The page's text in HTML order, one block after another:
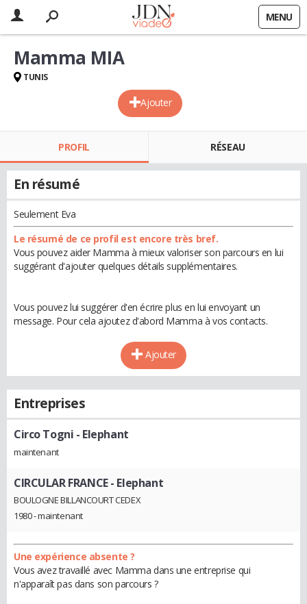
MENU
Ajouter
Mamma MIA
TUNIS
PROFIL RÉSEAU
En résumé
Seulement Eva
Le résumé de ce profil est encore très bref.
Vous pouvez aider Mamma à mieux valoriser son parcours en lui
suggérant d'ajouter quelques détails supplémentaires.
Vous pouvez lui suggérer d'en écrire plus en lui envoyant un
message. Pour cela ajoutez d'abord Mamma à vos contacts.
Ajouter
Entreprises
Circo Togni - Elephant
maintenant
CIRCULAR FRANCE- Elephant
BOULOGNE BILLANCOURT CEDEX
1980 - maintenant
Une expérience absente ?
Vous avez travaillé avec Mamma dans une entreprise qui
n'apparaît pas dans son parcours ?